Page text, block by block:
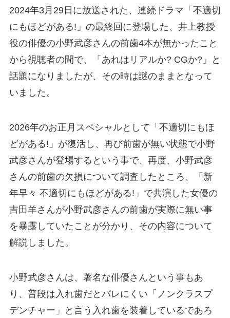
2024年3月29日に放送された、連続ドラマ「不適切
にもほどがある!」の最終回に登場した、井上教授
役の俳優の小野武彦さんの前歯4本が無かったこと
から視聴者の間で、「あれはリアルか? CGか?」と
話題になりましたが、その時は謎のままとなって
いました。
2026年のお正月スペシャルとして「不適切にもほ
どがある!」が復活し、再び前歯が無い状態で小野
武彦さんが登場するという事で、再度、小野武彦
さんの前歯の欠損について調査したところ、「新
年早々 不適切にもほどがある!」で共演した女優の
吉田羊さんが小野武彦さんの前歯が実際に無い事
を暴露していたことが分かり、その内容について
解説しました。
小野武彦さんは、著名な俳優さんという事もあ
り、普段は入れ歯だとバレにくい「ノンクラスプ
デンチャー」と言う入れ歯を装着しているであろ